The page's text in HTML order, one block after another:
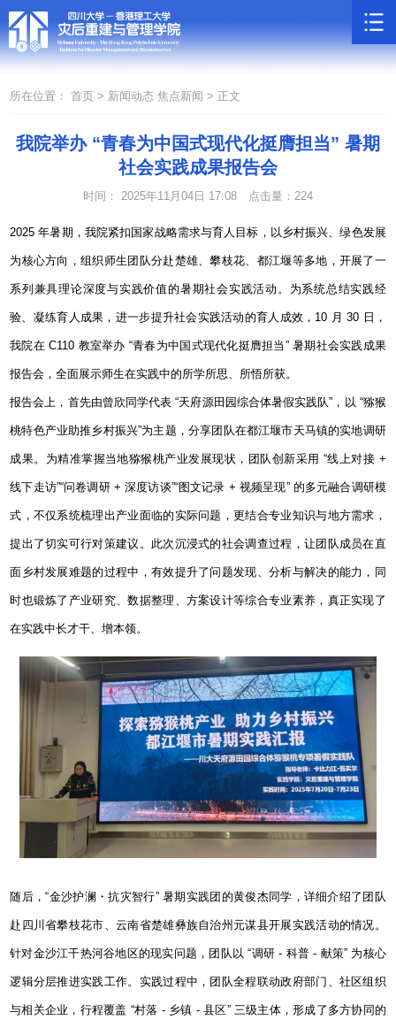
所在位置： 首页 > 新闻动态焦点新闻 > 正文
我院举办 “青春为中国式现代化挺膺担当” 暑期
社会实践成果报告会
时间： 2025年11月04日 17:08 点击量： 224
2025年暑期，我院紧扣国家战略需求与育人目标，以乡村振兴、绿色发展
为核心方向，组织师生团队分赴楚雄、攀枝花、都江堰等多地，开展了一
系列兼具理论深度与实践价值的暑期社会实践活动。为系统总结实践经
验、凝练育人成果，进一步提升社会实践活动的育人成效， 10 月 30 日，
我院在 C110 教室举办 “青春为中国式现代化挺膺担当 ” 暑期社会实践成果
报告会，全面展示师生在实践中的所学所思、所悟所获。
报告会上，首先由曾欣同学代表 “天府源田园综合体暑假实践队” ，以 “猕猴
桃特色产业助推乡村振兴”为主题，分享团队在都江堰市天马镇的实地调研
成果。为精准掌握当地猕猴桃产业发展现状，团队创新采用 “线上对接 +
线下走访”“问卷调研+深度访谈”“图文记录 + 视频呈现” 的多元融合调研模
式，不仅系统梳理出产业面临的实际问题，更结合专业知识与地方需求，
提出了切实可行对策建议。此次沉浸式的社会调查过程，让团队成员在直
面乡村发展难题的过程中，有效提升了问题发现、分析与解决的能力，同
时也锻炼了产业研究、数据整理、方案设计等综合专业素养，真正实现了
在实践中长才干、增本领。
随后，“金沙护澜・抗灾智行” 暑期实践团的黄俊杰同学，详细介绍了团队
赴四川省攀枝花市、云南省楚雄彝族自治州元谋县开展实践活动的情况。
针对金沙江干热河谷地区的现实问题，团队以 “调研 - 科普 - 献策” 为核心
逻辑分层推进实践工作。实践过程中，团队全程联动政府部门、社区组织
与相关企业，行程覆盖 “村落 - 乡镇 -县区” 三级主体，形成了多方协同的